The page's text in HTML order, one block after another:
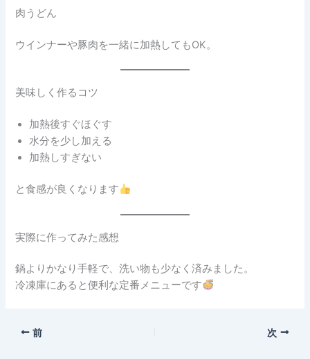
肉うどん
ウインナーや豚肉を一緒に加熱してもOK。
美味しく作るコツ
加熱後すぐほぐす
水分を少し加える
加熱しすぎない
と食感が良くなります
実際に作ってみた感想
鍋よりかなり手軽で、洗い物も少なく済みました。
冷凍庫にあると便利な定番メニューです
前 次